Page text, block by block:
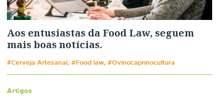
Aos entusiastas da Food Law, seguem
mais boas notícias.
#Cerveja Artesanal, #Food law, #Ovinocaprinocultura
Artigos